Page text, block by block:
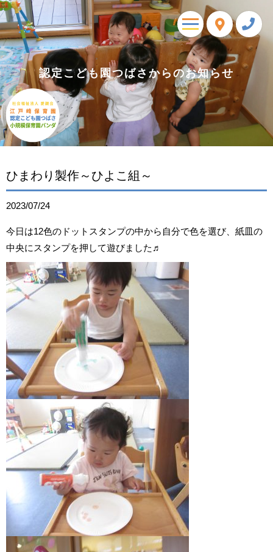
toggle
navigation
認定こども園つばさからのお知らせ
ひまわり製作～ひよこ組～
2023/07/24
今日は12色のドットスタンプの中から自分で色を選び、紙皿の
中央にスタンプを押して遊びました♬